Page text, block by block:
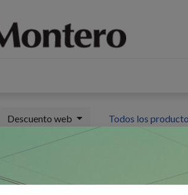
Descuento web Todos los